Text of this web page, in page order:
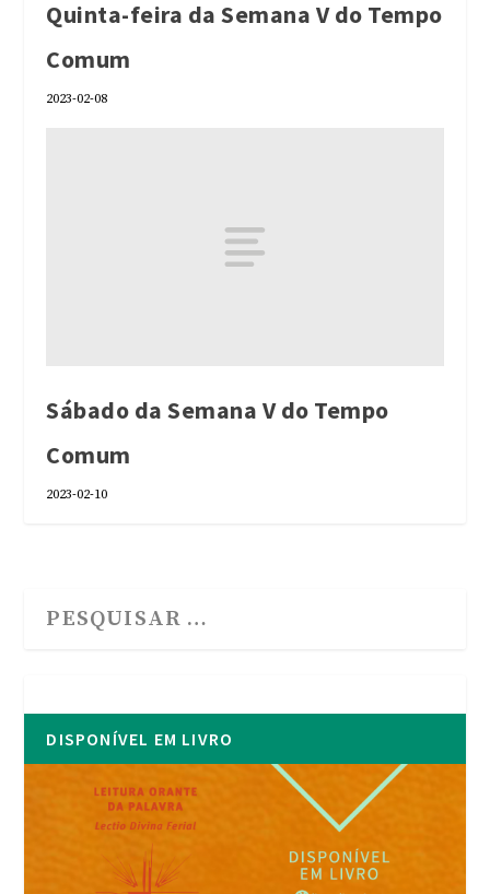
Quinta-feira da Semana V do Tempo
Comum
2023-02-08
Sábado da Semana V do Tempo
Comum
2023-02-10
DISPONÍVEL EM LIVRO